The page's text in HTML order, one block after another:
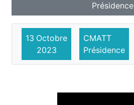
Présidence
13 Octobre
2023
CMATT
Présidence